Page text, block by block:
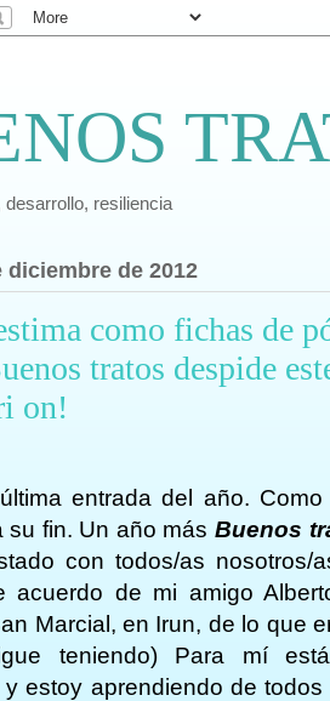
desarrollo, resiliencia
diciembre de 2012
como fichas de
tratos despide
on!
entrada del año.
su fin. Un año másBuenos
con todos/as nosotros/
acuerdo de mi amigo
Marcial, en Irun, de lo que
teniendo) Para mí
y estoy aprendiendo de